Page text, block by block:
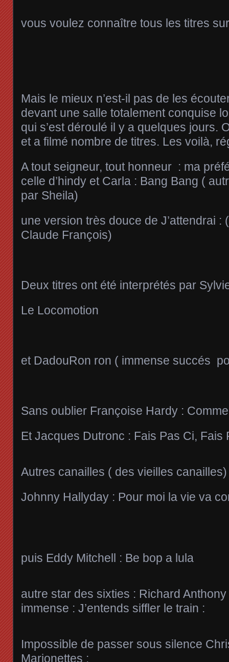
vous voulez connaître tous les titres
Mais le mieux n’est-il pas de les
devant une salle totalement conquise
qui s’est déroulé il y a quelques jours.
et a filmé nombre de titres. Les voilà,
A tout seigneur, tout honneur : ma
celle d’hindy et Carla : Bang Bang (
par Sheila)
une version très douce de J’attendrai :
Claude François)
Deux titres ont été interprétés par
Le Locomotion
et DadouRon ron ( immense succés
Sans oublier Françoise Hardy :
Et Jacques Dutronc : Fais Pas Ci, Fais
Autres canailles ( des vieilles canailles)
Johnny Hallyday : Pour moi la vie va
puis Eddy Mitchell : Be bop a lula
autre star des sixties : Richard
immense : J’entends siffler le train :
Impossible de passer sous silence
Marionettes :